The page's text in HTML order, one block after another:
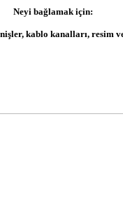
Neyi bağlamak için:
kablo kanalları, resim